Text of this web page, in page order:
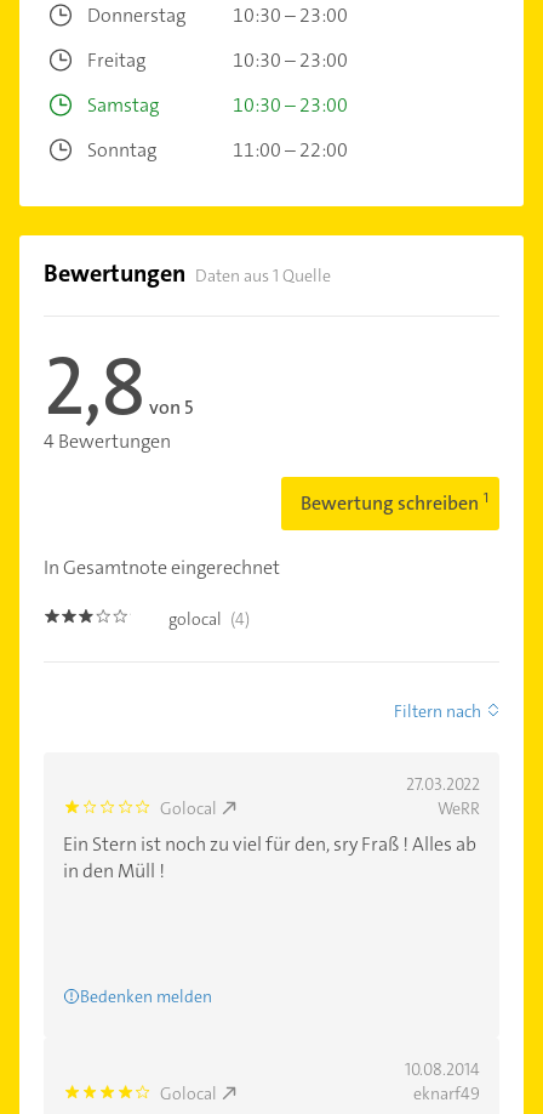
Donnerstag
10:30 – 23:00
Freitag
10:30 – 23:00
Samstag
10:30 – 23:00
Sonntag
11:00 – 22:00
Bewertungen Daten aus 1 Quelle
2,8 von 5
4 Bewertungen
Bewertung schreiben
In Gesamtnote eingerechnet
2.8 golocal (4)
Filtern nach
27.03.2022
1.0 Golocal WeRR
Ein Stern ist noch zu viel für den, sry Fraß ! Alles ab
in den Müll !
Bedenken melden
10.08.2014
4.0 Golocal eknarf49